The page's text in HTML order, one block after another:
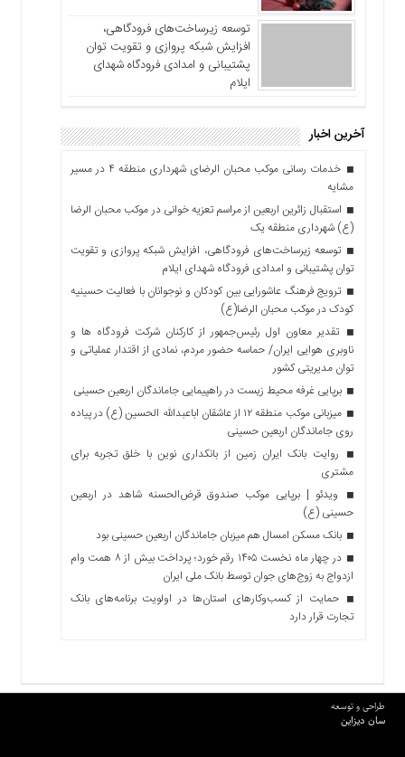
توسعه زیرساخت‌های فرودگاهی،
افزایش شبکه پروازی و تقویت توان
پشتیبانی و امدادی فرودگاه شهدای
ایلام
آخرین اخبار
خدمات رسانی موکب محبان الرضای شهرداری منطقه ۴ در مسیر
مشایه
استقبال زائرین اربعین از مراسم تعزیه خوانی در موکب محبان الرضا
(ع) شهرداری منطقه یک
توسعه زیرساخت‌های فرودگاهی، افزایش شبکه پروازی و تقویت
توان پشتیبانی و امدادی فرودگاه شهدای ایلام
ترویج فرهنگ عاشورایی بین کودکان و نوجوانان با فعالیت حسینیه
کودک در موکب محبان الرضا(ع)
تقدیر معاون اول رئیس‌جمهور از کارکنان شرکت فرودگاه ها و
ناوبری هوایی ایران/ حماسه حضور مردم، نمادی از اقتدار عملیاتی و
توان مدیریتی کشور
برپایی غرفه محیط زیست در راهپیمایی جاماندگان اربعین حسینی
میزبانی موکب منطقه ۱۲ از عاشقان اباعبدالله الحسین (ع) در پیاده
روی جاماندگان اربعین حسینی
روایت بانک ایران زمین از بانکداری نوین با خلق تجربه برای
مشتری
ویدئو | برپایی موکب صندوق قرض‌الحسنه شاهد در اربعین
حسینی (ع)
بانک مسکن امسال هم میزبان جاماندگان اربعین حسینی بود
در چهار ماه نخست ۱۴۰۵ رقم خورد؛ پرداخت بیش از ۸ همت وام
ازدواج به زوج‌های جوان توسط بانک ملی ایران
حمایت از کسب‌وکارهای استان‌ها در اولویت برنامه‌های بانک
تجارت قرار دارد
طراحی و توسعه
سان دیزاین